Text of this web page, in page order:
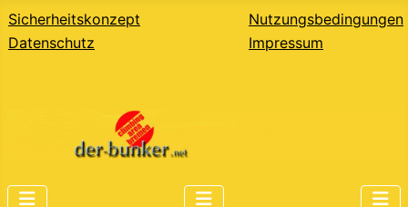
Sicherheitskonzept
Nutzungsbedingungen
Datenschutz
Impressum